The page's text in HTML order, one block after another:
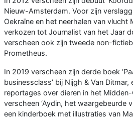
Nieuw-Amsterdam. Voor zijn
Oekraïne en het neerhalen van vlucht
verkozen tot Journalist van het Jaar
verscheen ook zijn tweede non-
Prometheus.
In 2019 verscheen zijn derde boek
businessclass’ bij Nijgh & Van
reportages over dieren in het
verscheen ‘Aydin, het waargebeurde
een kinderboek met illustraties van